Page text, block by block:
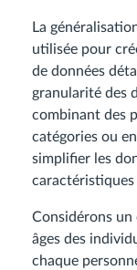
La
utilisée pour
de données
granularité des
combinant des
catégories ou
simplifier les
caractéristiques
Considérons un
âges des
chaque